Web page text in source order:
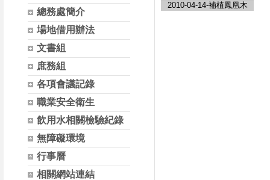
總務處簡介
場地借用辦法
文書組
庶務組
各項會議記錄
職業安全衛生
飲用水相關檢驗紀錄
無障礙環境
行事曆
相關網站連結
2010-04-14-補植鳳凰木